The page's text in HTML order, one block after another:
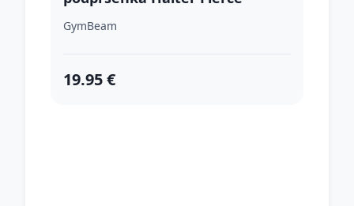
Caramel XL
GymBeam
19.95 €